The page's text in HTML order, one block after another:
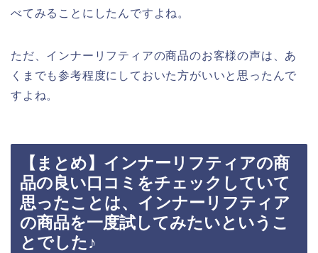
べてみることにしたんですよね。
ただ、インナーリフティアの商品のお客様の声は、あ
くまでも参考程度にしておいた方がいいと思ったんで
すよね。
【まとめ】インナーリフティアの商
品の良い口コミをチェックしていて
思ったことは、インナーリフティア
の商品を一度試してみたいというこ
とでした♪